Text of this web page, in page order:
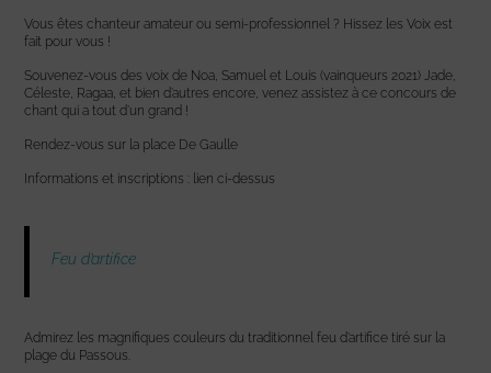
Vous êtes chanteur amateur ou semi-professionnel ? Hissez les Voix est
fait pour vous !
Souvenez-vous des voix de Noa, Samuel et Louis (vainqueurs 2021) Jade,
Céleste, Ragaa, et bien d’autres encore, venez assistez à ce concours de
chant qui a tout d’un grand !
Rendez-vous sur la place De Gaulle
Informations et inscriptions : lien ci-dessus
Feu d’artifice
Admirez les magnifiques couleurs du traditionnel feu d’artifice tiré sur la
plage du Passous.